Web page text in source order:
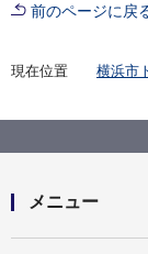
前のページに戻
現在位置 横浜市
脱炭素
記者発
「横浜
メニュー